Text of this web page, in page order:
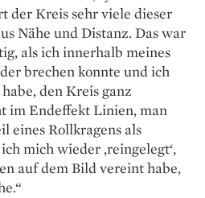
der Kreis sehr viele dieser
Nähe und Distanz. Das war
als ich innerhalb meines
brechen konnte und ich
den Kreis ganz
im Endeffekt Linien, man
eines Rollkragens als
mich wieder ‚reingelegt‘,
auf dem Bild vereint habe,